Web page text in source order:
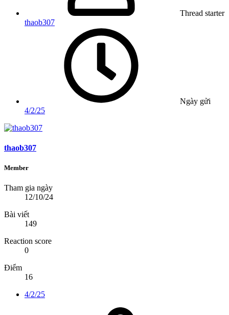
Thread starter
thaob307
Ngày gửi
4/2/25
thaob307
Member
Tham gia ngày
12/10/24
Bài viết
149
Reaction score
0
Điểm
16
4/2/25